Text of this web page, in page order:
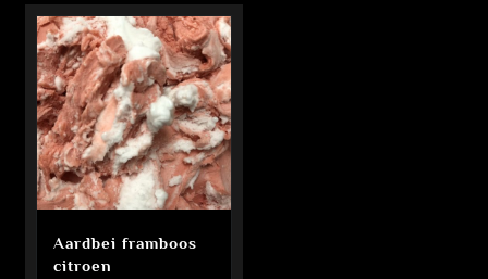
Aardbei framboos
citroen